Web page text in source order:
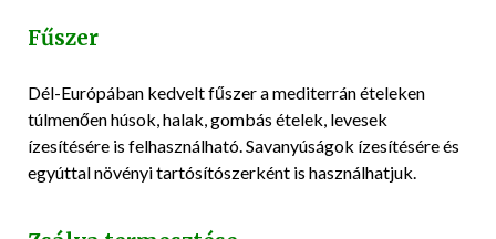
Fűszer
Dél-Európában kedvelt fűszer a mediterrán ételeken
túlmenően húsok, halak, gombás ételek, levesek
ízesítésére is felhasználható. Savanyúságok ízesítésére és
egyúttal növényi tartósítószerként is használhatjuk.